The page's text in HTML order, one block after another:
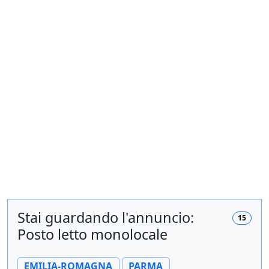
15
Stai guardando l'annuncio:
Posto letto monolocale
EMILIA-ROMAGNA
PARMA